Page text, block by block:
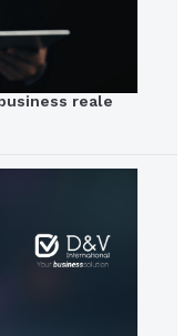
reale